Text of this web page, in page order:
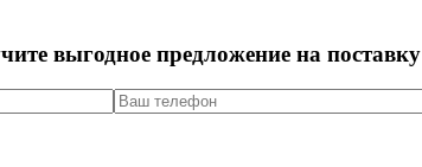
выгодное предложение на поставку